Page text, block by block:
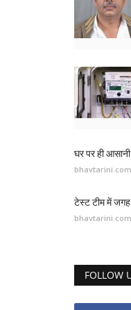
घर पर ही
टेस्ट टीम में
FOLLOW